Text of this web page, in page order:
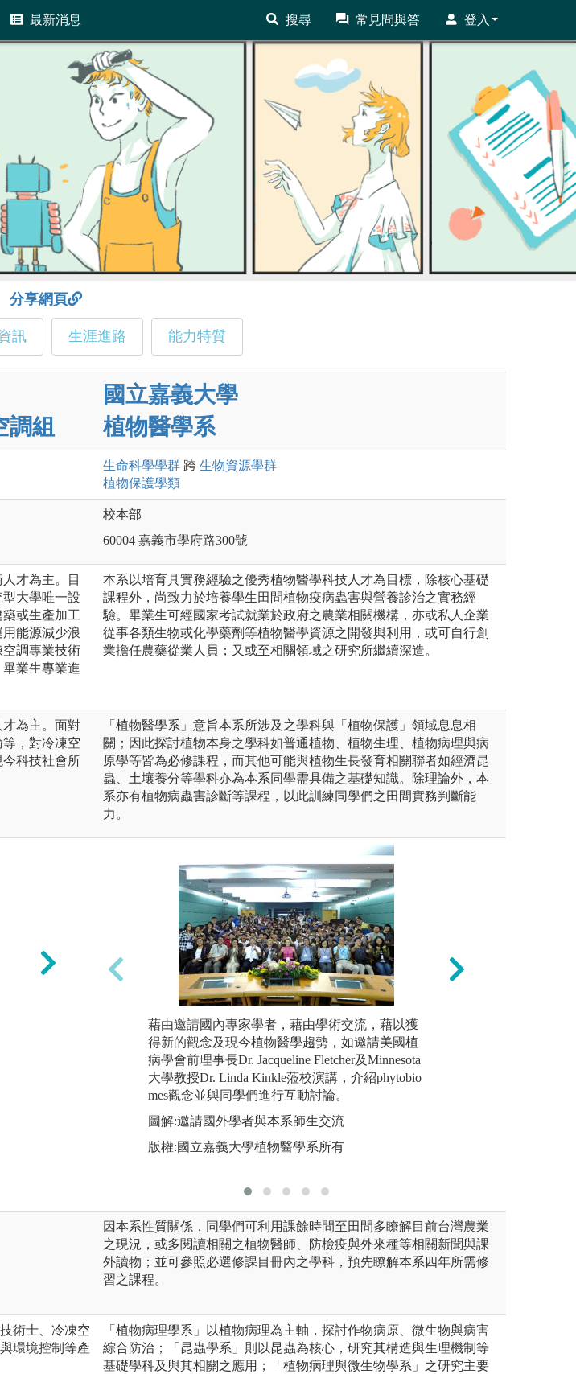
最新消息 搜尋 常見問與答 登入
分享網頁
訊 生涯進路 能力特質
調組
國立嘉義大學
植物醫學系
生命科學學群 跨 生物資源學群
植物保護學類
校本部
60004 嘉義市學府路300號
才為主。目
大學唯一設
或生產加工
能源減少浪
調專業技術
業生專業進
本系以培育具實務經驗之優秀植物醫學科技人才為目標，除核心基礎
課程外，尚致力於培養學生田間植物疫病蟲害與營養診治之實務經
驗。畢業生可經國家考試就業於政府之農業相關機構，亦或私人企業
從事各類生物或化學藥劑等植物醫學資源之開發與利用，或可自行創
業擔任農藥從業人員；又或至相關領域之研究所繼續深造。
為主。面對
，對冷凍空
科技社會所
「植物醫學系」意旨本系所涉及之學科與「植物保護」領域息息相
關；因此探討植物本身之學科如普通植物、植物生理、植物病理與病
原學等皆為必修課程，而其他可能與植物生長發育相關聯者如經濟昆
蟲、土壤養分等學科亦為本系同學需具備之基礎知識。除理論外，本
系亦有植物病蟲害診斷等課程，以此訓練同學們之田間實務判斷能
力。
實作訓練
冷凍空調系統性能測試教學實驗室
電子電路教學實驗室
永續環境與能源研究室
精密冷凍空調研究室
前瞻環境控制與能源研究室
藉由邀請國內專家學者，藉由學術交流，藉以獲
得新的觀念及現今植物醫學趨勢，如邀請美國植
病學會前理事長Dr. Jacqueline Fletcher及Minnesota
大學教授Dr. Linda Kinkle蒞校演講，介紹phytobio
mes觀念並與同學們進行互動討論。
圖解:邀請國外學者與本系師生交流
版權:國立嘉義大學植物醫學系所有
因本系性質關係，同學們可利用課餘時間至田間多瞭解目前台灣農業
之現況，或多閱讀相關之植物醫師、防檢疫與外來種等相關新聞與課
外讀物；並可參照必選修課目冊內之學科，預先瞭解本系四年所需修
習之課程。
術士、冷凍空
環境控制等產
「植物病理學系」以植物病理為主軸，探討作物病原、微生物與病害
綜合防治；「昆蟲學系」則以昆蟲為核心，研究其構造與生理機制等
基礎學科及與其相關之應用；「植物病理與微生物學系」之研究主要